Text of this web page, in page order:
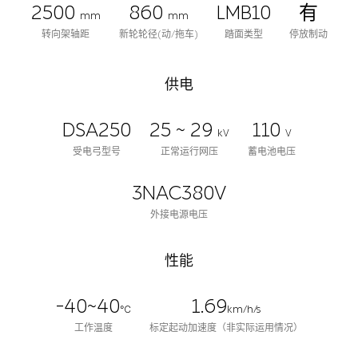
2500 mm
转向架轴距
860 mm
新轮轮径(动/拖车)
LMB10
踏面类型
有
停放制动
供电
DSA250
受电弓型号
25 ~ 29
kV
正常运行网压
110 V
蓄电池电压
3NAC380V
外接电源电压
性能
-40~40℃
工作温度
1.69 km/h/s
标定起动加速度（非实际运用情况）